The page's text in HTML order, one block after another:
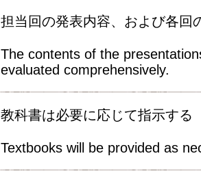
担当回の発表内容、および各回
The contents of the
evaluated comprehensively.
教科書は必要に応じて指示する
Textbooks will be provided as